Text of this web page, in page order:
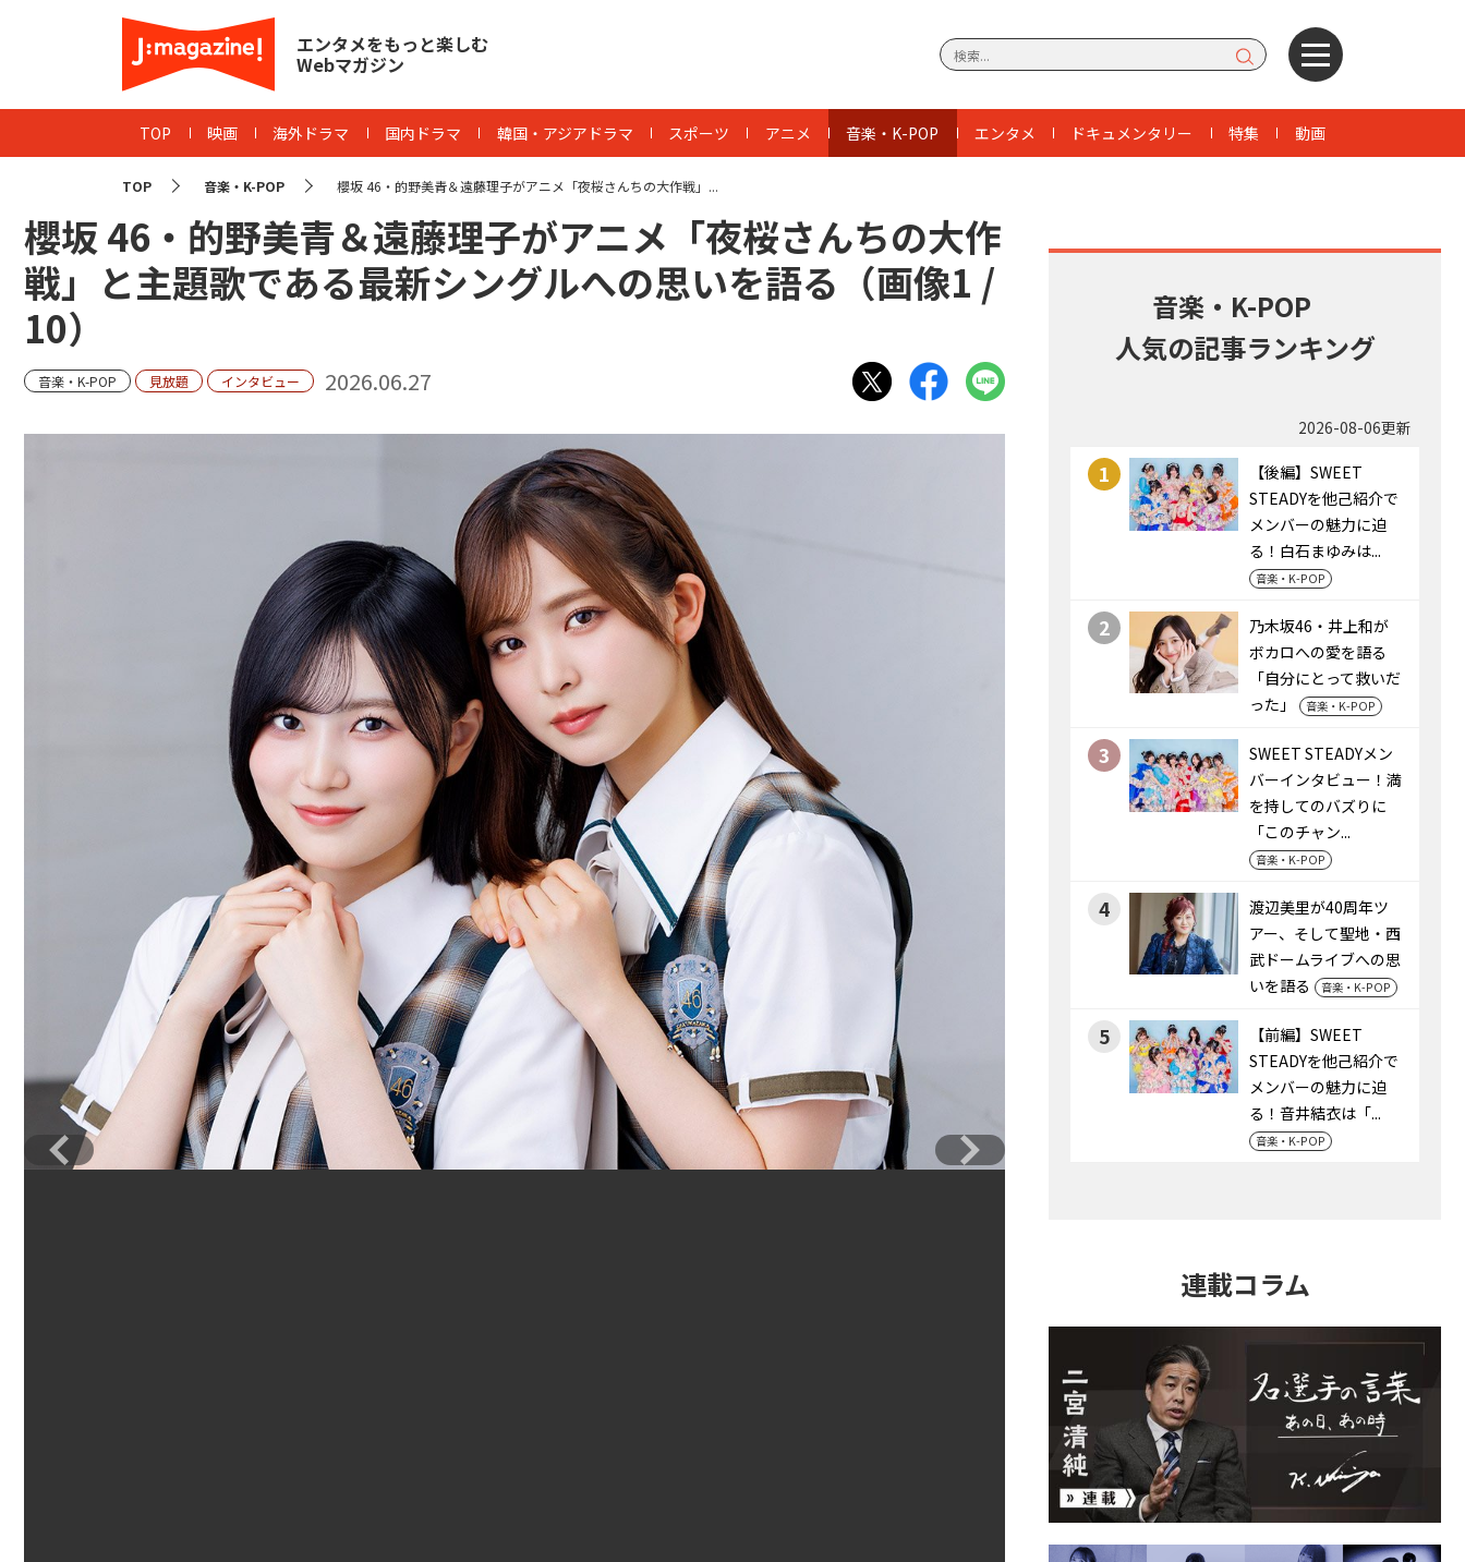
エンタメをもっと楽しむ
Webマガジン
TOP 映画 海外ドラマ 国内ドラマ 韓国・アジアドラマ スポーツ アニメ 音楽・K-POP エンタメ ドキュメンタリー 特集 動画
TOP 音楽・K-POP 櫻坂 46・的野美青＆遠藤理子がアニメ「夜桜さんちの大作戦」...
櫻坂 46・的野美青＆遠藤理子がアニメ「夜桜さんちの大作
戦」と主題歌である最新シングルへの思いを語る（画像1 /
10）
音楽・K-POP 見放題 インタビュー 2026.06.27
音楽・K-POP
人気の記事ランキング
2026-08-06更新
1
【後編】SWEET
STEADYを他己紹介で
メンバーの魅力に迫
る！白石まゆみは...
音楽・K-POP
2
乃木坂46・井上和が
ボカロへの愛を語る
「自分にとって救いだ
った」
音楽・K-POP
3
SWEET STEADYメン
バーインタビュー！満
を持してのバズりに
「このチャン...
音楽・K-POP
4
渡辺美里が40周年ツ
アー、そして聖地・西
武ドームライブへの思
いを語る
音楽・K-POP
5
【前編】SWEET
STEADYを他己紹介で
メンバーの魅力に迫
る！音井結衣は「...
音楽・K-POP
連載コラム